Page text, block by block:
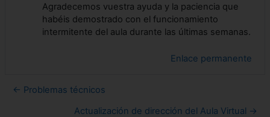
Agradecemos vuestra ayuda y la paciencia que
habéis demostrado con el funcionamiento
intermitente del aula durante las últimas semanas.
Enlace permanente
← Problemas técnicos
Actualización de dirección del Aula Virtual →